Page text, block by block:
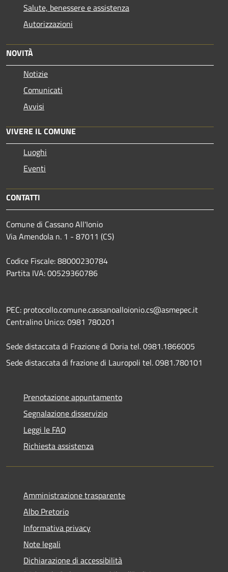
Salute, benessere e assistenza
Autorizzazioni
NOVITÀ
Notizie
Comunicati
Avvisi
VIVERE IL COMUNE
Luoghi
Eventi
CONTATTI
Comune di Cassano All'Ionio
Via Amendola n. 1 - 87011 (CS)
Codice Fiscale: 88000230784
Partita IVA: 00529360786
PEC: protocollo.comune.cassanoalloionio.cs@asmepec.it
Centralino Unico: 0981 780201
Sede distaccata di Frazione di Doria tel. 0981.1866005
Sede distaccata di frazione di Lauropoli tel. 0981.780101
Prenotazione appuntamento
Segnalazione disservizio
Leggi le FAQ
Richiesta assistenza
Amministrazione trasparente
Albo Pretorio
Informativa privacy
Note legali
Dichiarazione di accessibilità